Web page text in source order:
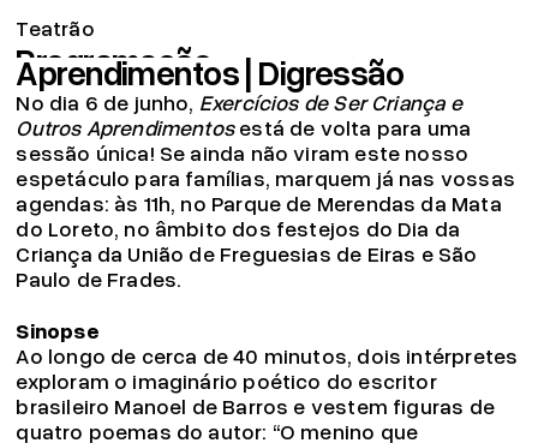
Teatrão
Programação
Companhia
Associação
Circulação
Projeto pedagógico
Arquivo
OMT
Apoios
Bilheteira
19.04.26
Já pode consignar o seu IRS!
Exercícios de Ser Criança e Outros
Aprendimentos | Digressão
No dia 6 de junho, Exercícios de Ser Criança e
Outros Aprendimentosestá de volta para uma
sessão única! Se ainda não viram este nosso
espetáculo para famílias, marquem já nas vossas
agendas: às 11h, no Parque de Merendas da Mata
do Loreto, no âmbito dos festejos do Dia da
Criança da União de Freguesias de Eiras e São
Paulo de Frades.
Sinopse
Ao longo de cerca de 40 minutos, dois intérpretes
exploram o imaginário poético do escritor
brasileiro Manoel de Barros e vestem figuras de
quatro poemas do autor: “O menino que